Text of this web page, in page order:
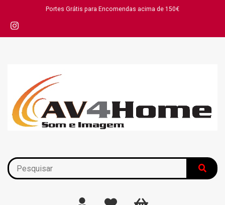
Portes Grátis para Encomendas acima de 150€